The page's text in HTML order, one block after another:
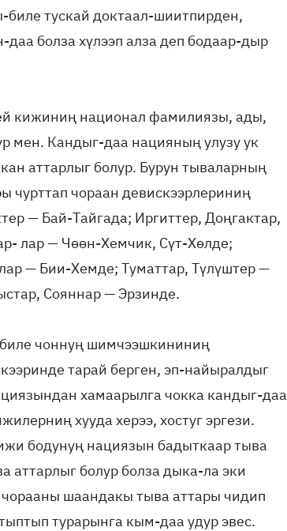
тускай доктаал-шиитпирден,
болза хүлээп алза деп бодаар-дыр
кижиниң национал фамилиязы, ады,
мен. Кандыг-даа нацияның улузу ук
аттарлыг болур. Бурун тываларның
чораан девискээрлериниң
— Бай-Тайгада; Иргиттер, Доңгактар,
лар — Чөөн-Хемчик, Сүт-Хөлде;
— Бии-Хемде; Туматтар, Түлүштер —
Сояннар — Эрзинде.
чоннуң шимчээшкининиң
тарай берген, эп-найыралдыг
хамаарылга чокка кандыг-даа
хууда херээ, хостуг эргези.
бодунуң нациязын бадыткаар тыва
болур болза дыка-ла эки
шаандакы тыва аттары чидип
турарынга кым-даа удур эвес.